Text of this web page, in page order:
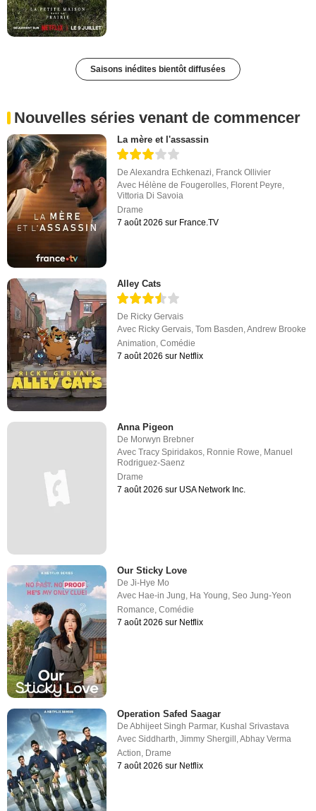
Saisons inédites bientôt diffusées
Nouvelles séries venant de commencer
La mère et l'assassin
DeAlexandra Echkenazi, Franck Ollivier
Avec Hélène de Fougerolles, Florent Peyre,
Vittoria Di Savoia
Drame
7 août 2026 sur France.TV
Alley Cats
De Ricky Gervais
Avec Ricky Gervais ,Tom Basden ,Andrew Brooke
Animation ,Comédie
7 août 2026 sur Netflix
Anna Pigeon
De Morwyn Brebner
AvecTracy Spiridakos, Ronnie Rowe, Manuel
Rodriguez-Saenz
Drame
7 août 2026 sur USA Network Inc.
Our Sticky Love
DeJi-Hye Mo
Avec Hae-in Jung, Ha Young,Seo Jung-Yeon
Romance,Comédie
7 août 2026 sur Netflix
Operation Safed Saagar
DeAbhijeet Singh Parmar, Kushal Srivastava
AvecSiddharth,Jimmy Shergill ,Abhay Verma
Action, Drame
7 août 2026 sur Netflix